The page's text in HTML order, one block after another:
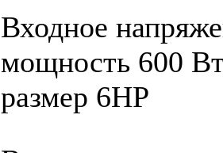
Входное
мощность 600
размер 6HP